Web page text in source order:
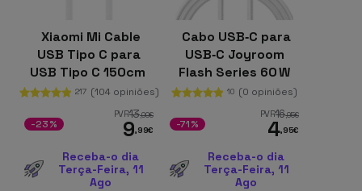
Xiaomi Mi Cable
USB Tipo C para
USB Tipo C 150cm
217 (104 opiniões)
PVR13,00€
9,99€
-23%
Receba-o dia
Terça-Feira, 11
Ago
Cabo USB‑C para
USB‑C Joyroom
Flash Series 60 W
2 m, Branco
10 (0 opiniões)
PVR16,95€
4,95€
-71%
Receba-o dia
Terça-Feira, 11
Ago